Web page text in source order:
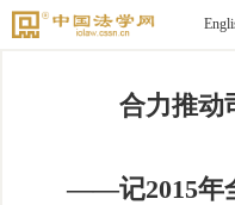
合力推动
——记2015年